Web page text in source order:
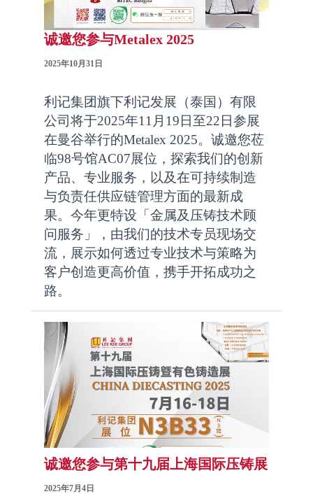
诚邀您参与Metalex 2025
2025年10月31日
利记集团旗下利记发展（泰国）有限
公司将于2025年11月19日至22日参展
在曼谷举行的Metalex 2025。诚邀您莅
临98号馆AC07展位，探索我们的创新
产品、专业服务，以及在可持续制造
与负责任供应链管理方面的最新成
果。今年更特设「金属及压铸技术顾
问服务」，由我们的技术专员现场交
流，展示如何透过专业技术与策略为
客户创造更高价值，携手开拓成功之
路。
诚邀您参与第十九届上海国际压铸展
2025年7月4日